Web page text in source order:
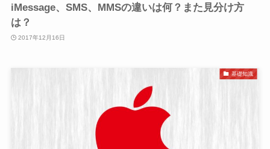
iMessage、SMS、MMSの違いは何？また見分け方
は？
2017年12月16日
基礎知識